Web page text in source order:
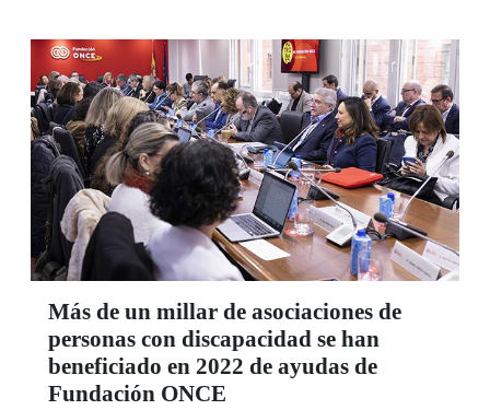
discapacidad visual.
Más de un millar de asociaciones de
personas con discapacidad se han
beneficiado en 2022 de ayudas de
Fundación ONCE